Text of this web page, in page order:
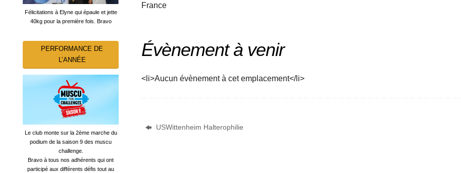
France
Évènement à venir
<li>Aucun évènement à cet emplacement</li>
USWittenheim Halterophilie
Félicitations à Elyne qui épaule et jette
40kg pour la première fois. Bravo
PERFORMANCE DE
L’ANNÉE
Le club monte sur la 2ème marche du
podium de la saison 9 des muscu
challenge.
Bravo à tous nos adhérents qui ont
participé aux différents défis tout au